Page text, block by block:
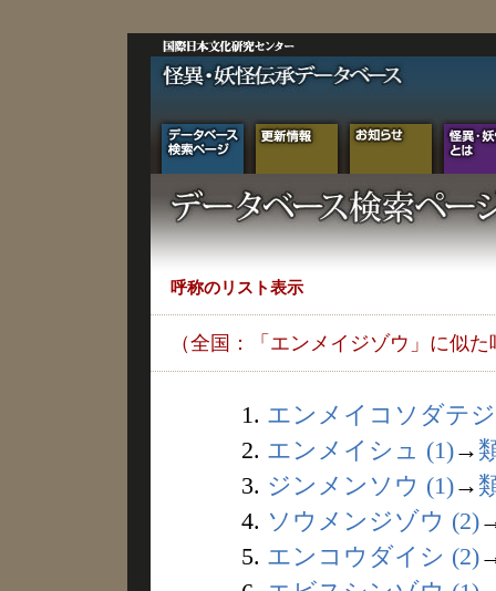
呼称のリスト表示
（全国：「エンメイジゾウ」に似た
1. エンメイコソダテ
2. エンメイシュ (1)→
3. ジンメンソウ (1)→
4. ソウメンジゾウ (2)
5. エンコウダイシ (2)